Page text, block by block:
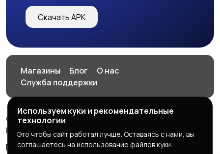
Скачать APK
Магазины Блог
О нас
Служба поддержки
© 2026 HOP.UZ
HOP.UZ
Правила сервиса
Политика конфиденциальности
Используем куки и рекомендательные
технологии
Это чтобы сайт работал лучше. Оставаясь с нами, вы
соглашаетесь на использование файлов куки.